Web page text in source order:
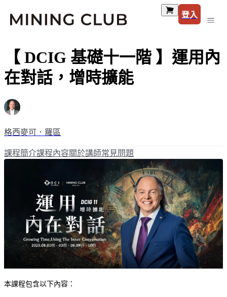
登入
【 DCIG 基礎十一階 】運用內
在對話，增時擴能
格西麥可．羅區
課程簡介課程內容關於講師常見問題
本課程包含以下內容：